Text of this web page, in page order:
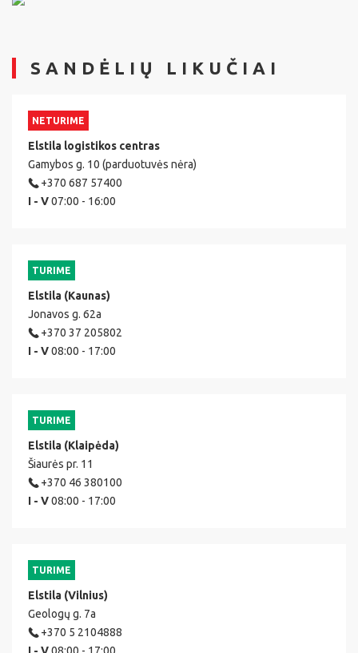
SANDĖLIŲ LIKUČIAI
NETURIME
Elstila logistikos centras
Gamybos g. 10 (parduotuvės nėra)
+370 687 57400
I - V07:00 - 16:00
TURIME
Elstila (Kaunas)
Jonavos g. 62a
+370 37 205802
I - V08:00 - 17:00
TURIME
Elstila (Klaipėda)
Šiaurės pr. 11
+370 46 380100
I - V08:00 - 17:00
TURIME
Elstila (Vilnius)
Geologų g. 7a
+370 5 2104888